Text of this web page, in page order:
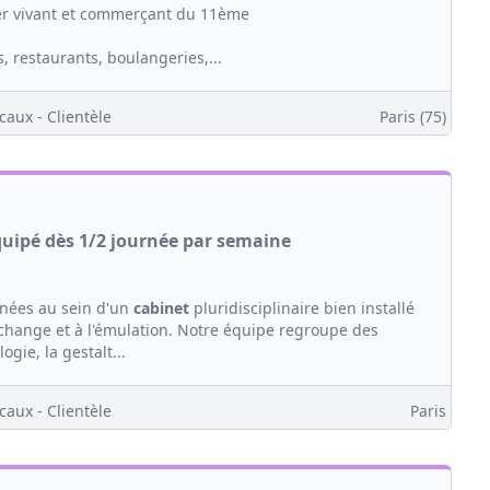
vivant et commerçant du 11ème
restaurants, boulangeries,...
- Clientèle Paris (75)
dès 1/2 journée par semaine
au sein d'un cabinet pluridisciplinaire bien installé
et à l'émulation. Notre équipe regroupe des
la gestalt...
- Clientèle Paris